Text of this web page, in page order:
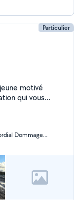
Particulier
motivé
qui vous
Je suis
disponible
Dommage...